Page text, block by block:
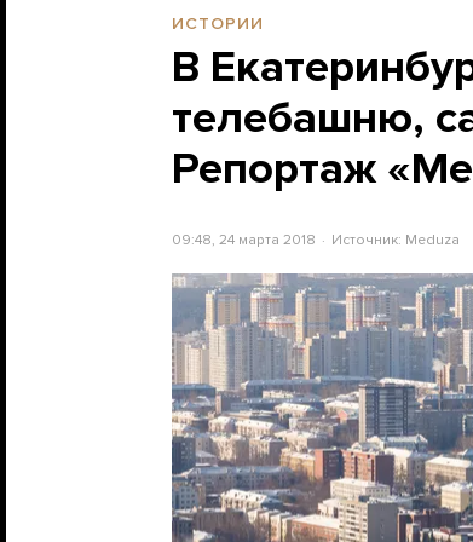
ИСТОРИИ
В
телебашню,
Репортаж
09:48, 24 марта 2018 Источник: Meduza